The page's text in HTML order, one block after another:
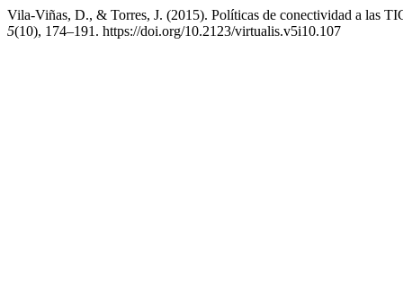
Vila-Viñas, D., & Torres, J. (2015). Políticas de conectividad a las
5(10), 174–191. https://doi.org/10.2123/virtualis.v5i10.107